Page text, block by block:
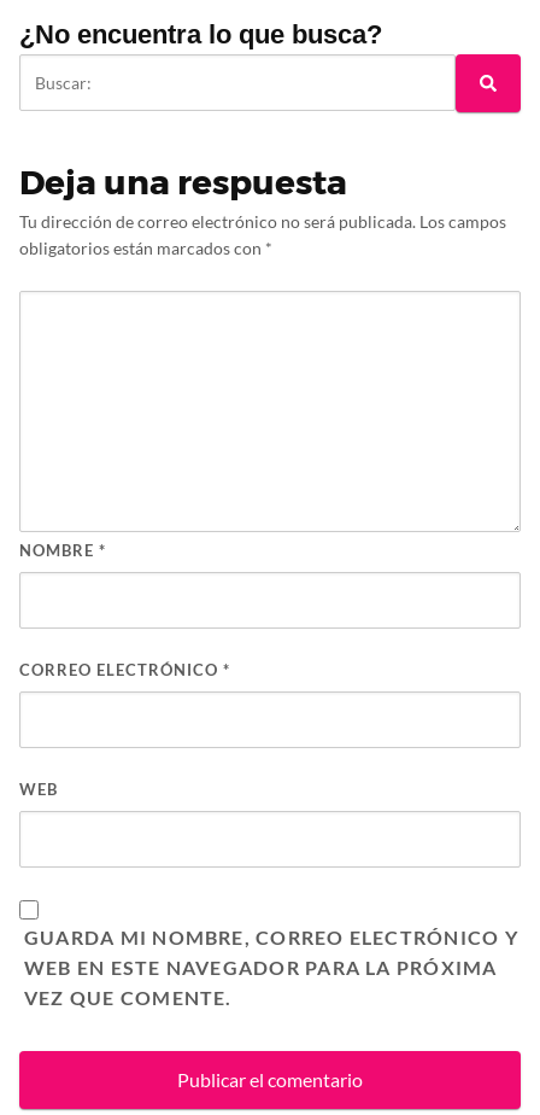
¿No encuentra lo que busca?
Deja una respuesta
Tu dirección de correo electrónico no será publicada. Los campos
obligatorios están marcados con *
NOMBRE *
CORREO ELECTRÓNICO *
WEB
GUARDA MI NOMBRE, CORREO ELECTRÓNICO Y
WEB EN ESTE NAVEGADOR PARA LA PRÓXIMA
VEZ QUE COMENTE.